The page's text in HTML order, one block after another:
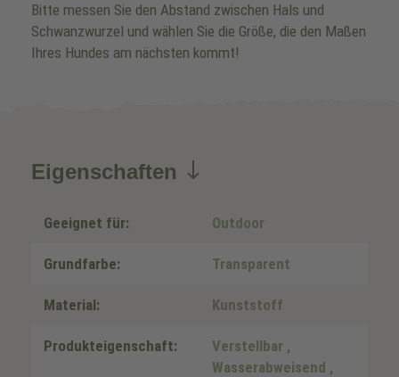
Bitte messen Sie den Abstand zwischen Hals und
Schwanzwurzel und wählen Sie die Größe, die den Maßen
Ihres Hundes am nächsten kommt!
Eigenschaften
Geeignet für: Outdoor
Grundfarbe: Transparent
Material: Kunststoff
Produkteigenschaft: Verstellbar ,
Wasserabweisend ,